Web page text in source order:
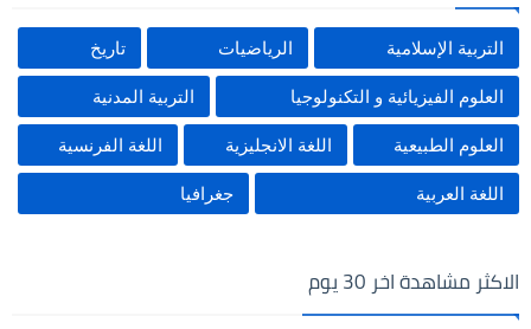
التربية الإسلامية الرياضيات تاريخ
العلوم الفيزيائية و التكنولوجيا التربية المدنية
العلوم الطبيعية اللغة الانجليزية اللغة الفرنسية
اللغة العربية جغرافيا
الاكثر مشاهدة اخر 30 يوم